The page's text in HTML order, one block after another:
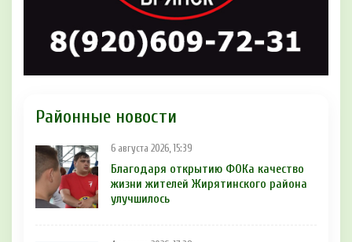
Районные новости
6 августа 2026, 15:39
Благодаря открытию ФОКа качество
жизни жителей Жирятинского района
улучшилось